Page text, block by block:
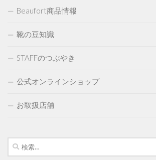
Beaufort商品情報
靴の豆知識
STAFFのつぶやき
公式オンラインショップ
お取扱店舗
検
索: